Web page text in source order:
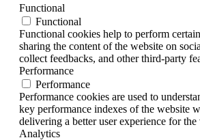
Functional
Functional
Functional cookies help to perform
sharing the content of the website on
collect feedbacks, and other third-party
Performance
Performance
Performance cookies are used to
key performance indexes of the website
delivering a better user experience for the
Analytics